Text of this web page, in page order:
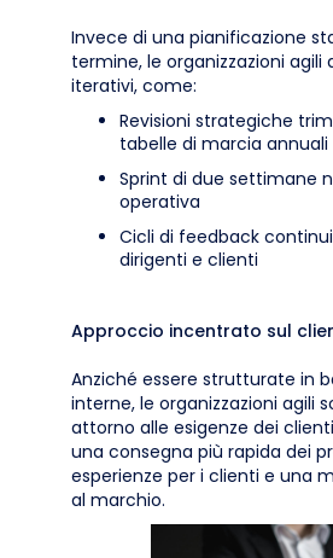
Invece di una pianificazione
termine, le organizzazioni
iterativi, come:
Revisioni strategiche
tabelle di marcia annuali
Sprint di due settimane
operativa
Cicli di feedback
dirigenti e clienti
Approccio incentrato sul
Anziché essere strutturate in
interne, le organizzazioni agili
attorno alle esigenze dei
una consegna più rapida dei
esperienze per i clienti e una
al marchio.